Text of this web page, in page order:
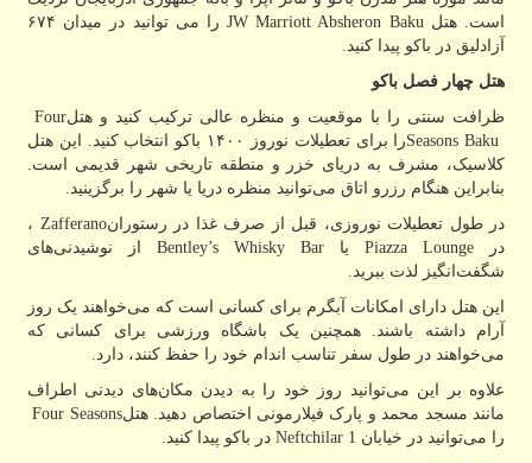
است. هتل JW Marriott Absheron Baku
را می توانید در میدان ۶۷۴
آزادلیق در باکو پیدا کنید.
هتل چهار فصل باکو
ظرافت سنتی را با موقعیت و منظره عالی ترکیب کنید و هتلFour
Seasons Baku
را برای تعطیلات نوروز ۱۴۰۰ باکو انتخاب کنید. این هتل
کلاسیک، مشرف به دریای خزر و منطقه تاریخی شهر قدیمی است.
بنابراین هنگام رزرو اتاق می‌توانید منظره دریا یا شهر را برگزینید.
در طول تعطیلات نوروزی، قبل از صرف غذا در رستورانZafferano ،
در
Piazza Lounge یا Bentley’s Whisky Bar
از نوشیدنی‌های
شگفت‌انگیز لذت ببرید.
این هتل دارای امکانات آبگرم برای کسانی است که می‌خواهند یک روز
آرام داشته باشند. همچنین یک باشگاه ورزشی برای کسانی که
می‌خواهند در طول سفر تناسب اندام خود را حفظ کنند، دارد.
علاوه بر این می‌توانید روز خود را به دیدن مکان‌های دیدنی اطراف
مانند مسجد محمد و پارک فیلارمونی اختصاص دهید. هتلFour Seasons
را می‌توانید در خیابان Neftchilar 1 در باکو پیدا کنید.